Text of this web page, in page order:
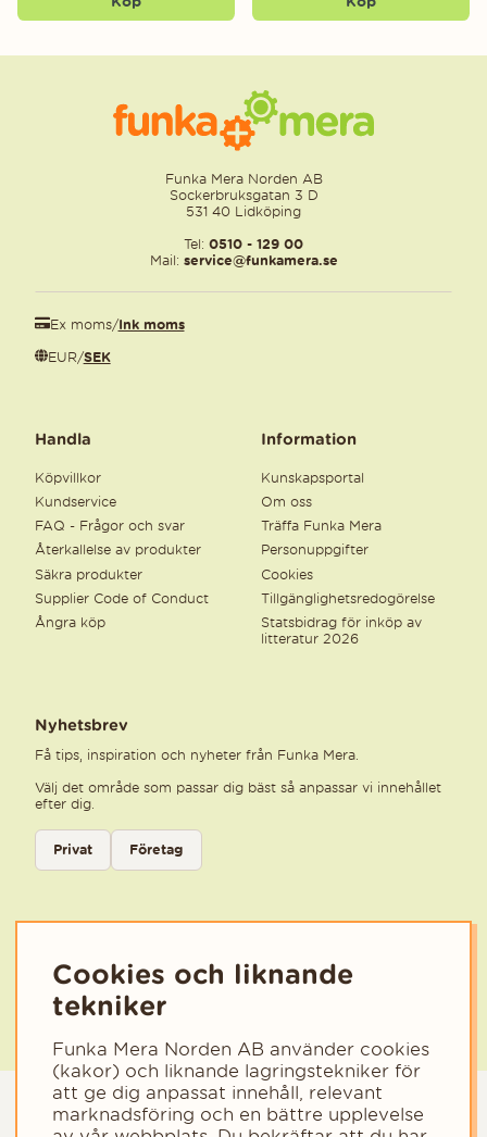
Funka Mera Norden AB
Sockerbruksgatan 3 D
531 40 Lidköping
Tel: 0510 - 129 00
Mail: service@funkamera.se
Ex moms/Ink moms
EUR/SEK
Handla
Köpvillkor
Kundservice
FAQ - Frågor och svar
Återkallelse av produkter
Säkra produkter
Supplier Code of Conduct
Ångra köp
Information
Kunskapsportal
Om oss
Träffa Funka Mera
Personuppgifter
Cookies
Tillgänglighetsredogörelse
Statsbidrag för inköp av
litteratur 2026
Nyhetsbrev
Få tips, inspiration och nyheter från Funka Mera.
Välj det område som passar dig bäst så anpassar vi innehållet
efter dig.
Välj kategori för nyhetsbrev
Privat
Företag
Cookies och liknande
tekniker
Funka Mera Norden AB använder cookies
(kakor) och liknande lagringstekniker för
att ge dig anpassat innehåll, relevant
marknadsföring och en bättre upplevelse